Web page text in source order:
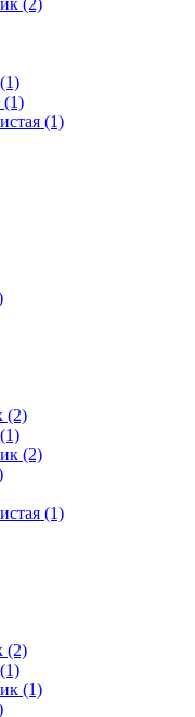
(2)
(1)
(1)
(2)
(2)
(1)
(2)
(1)